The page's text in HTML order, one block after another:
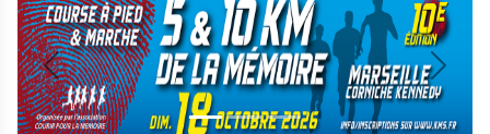
Précédent Suivant